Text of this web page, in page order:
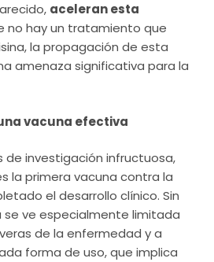
aceleran esta
no hay un tratamiento que
la propagación de esta
amenaza significativa para la
vacuna efectiva
de investigación infructuosa,
la primera vacuna contra la
el desarrollo clínico. Sin
se ve especialmente limitada
de la enfermedad y a
forma de uso, que implica